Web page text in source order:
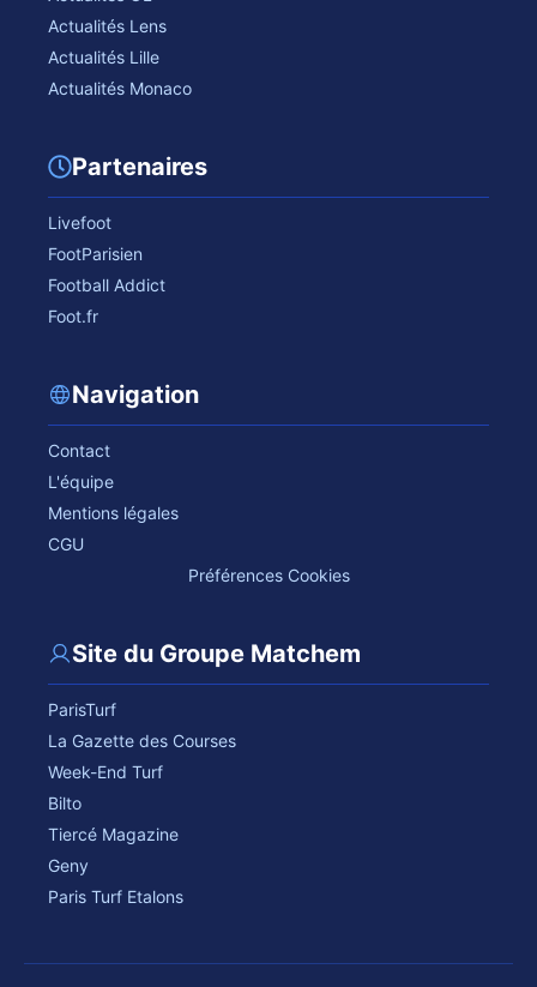
Actualités Lens
Actualités Lille
Actualités Monaco
Partenaires
Livefoot
FootParisien
Football Addict
Foot.fr
Navigation
Contact
L'équipe
Mentions légales
CGU
Préférences Cookies
Site du Groupe Matchem
ParisTurf
La Gazette des Courses
Week-End Turf
Bilto
Tiercé Magazine
Geny
Paris Turf Etalons